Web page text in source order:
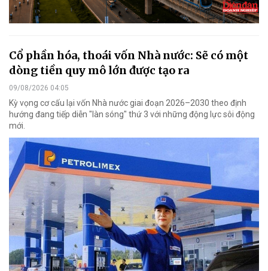
Cổ phần hóa, thoái vốn Nhà nước: Sẽ có một
dòng tiền quy mô lớn được tạo ra
09/08/2026 04:05
Kỳ vọng cơ cấu lại vốn Nhà nước giai đoạn 2026–2030 theo định
hướng đang tiếp diễn "làn sóng" thứ 3 với những động lực sôi động
mới.